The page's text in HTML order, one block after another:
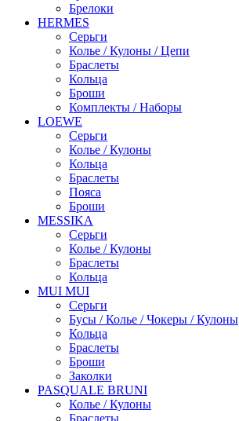
Брелоки
HERMES
Серьги
Колье / Кулоны / Цепи
Браслеты
Кольца
Броши
Комплекты / Наборы
LOEWE
Серьги
Колье / Кулоны
Кольца
Браслеты
Пояса
Броши
MESSIKA
Серьги
Колье / Кулоны
Браслеты
Кольца
MUI MUI
Серьги
Бусы / Колье / Чокеры / Кулоны
Кольца
Браслеты
Броши
Заколки
PASQUALE BRUNI
Колье / Кулоны
Браслеты